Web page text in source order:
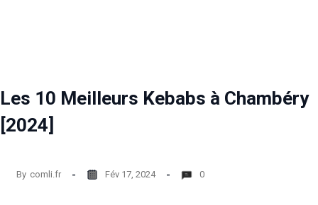
Les 10 Meilleurs Kebabs à Chambéry
[2024]
By comli.fr Fév 17, 2024 0